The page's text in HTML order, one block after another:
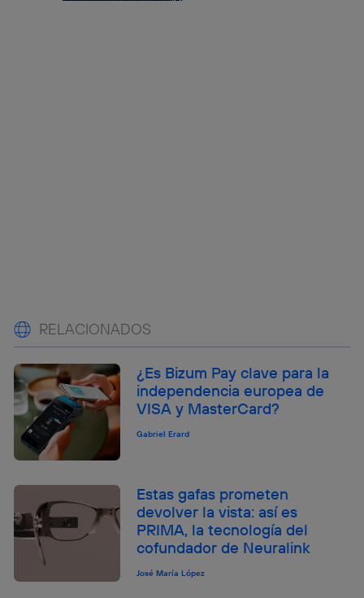
RELACIONADOS
¿Es Bizum Pay clave para la
independencia europea de
VISA y MasterCard?
Gabriel Erard
Estas gafas prometen
devolver la vista: así es
PRIMA, la tecnología del
cofundador de Neuralink
José María López